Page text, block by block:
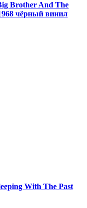
Brother And The
чёрный винил
With The Past